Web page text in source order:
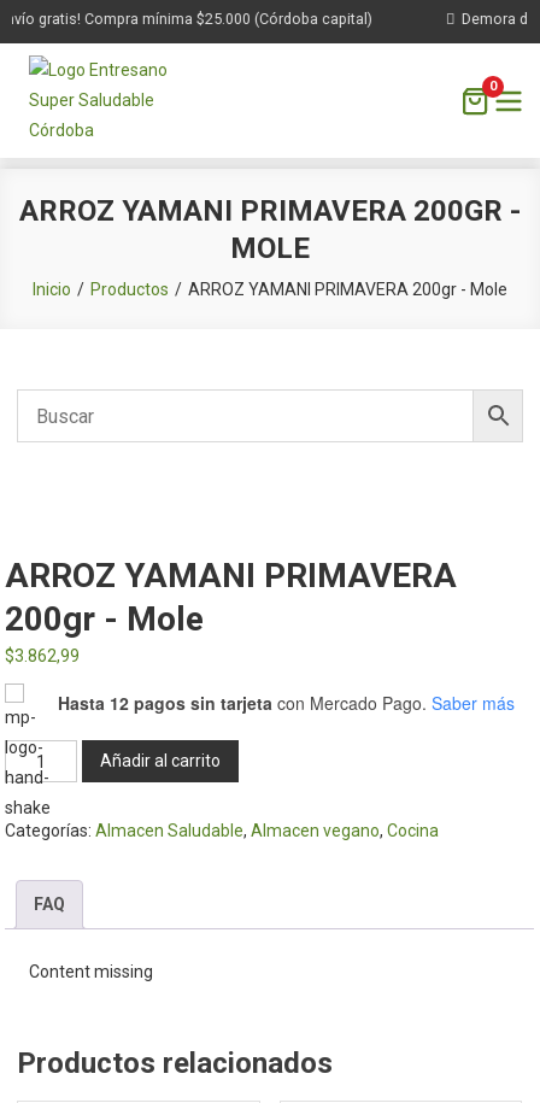
gratis! Compra mínima $25.000 (Córdoba capital) Demora de
0
ARROZ YAMANI PRIMAVERA 200GR -
MOLE
Inicio Productos ARROZ YAMANI PRIMAVERA 200gr - Mole
ARROZ YAMANI PRIMAVERA
200gr - Mole
$3.862,99
Hasta 12 pagos sin tarjeta con Mercado Pago. Saber más
ARROZ
YAMANI
PRIMAVERA
200gr
Mole
cantidad
Añadir al carrito
Categorías:Almacen Saludable,Almacen vegano,Cocina
FAQ
Content missing
Productos relacionados